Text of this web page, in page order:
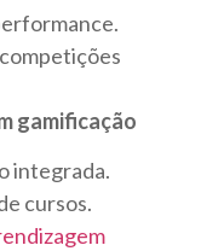
gamificação
integrada.
cursos.